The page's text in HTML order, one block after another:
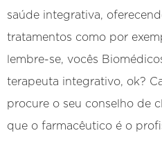
saúde integrativa,
tratamentos como por
lembre-se, vocês
terapeuta integrativo, ok?
procure o seu conselho de
que o farmacêutico é o